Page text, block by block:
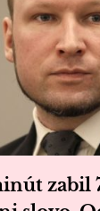
zabil